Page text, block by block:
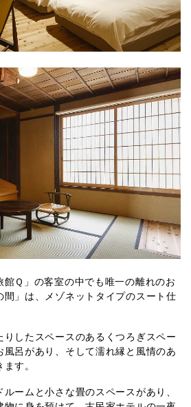
Ｑ」の客室の中でも唯一の離れのお
間」は、メゾネットタイプのスート仕
したスペースのあるくつろぎスペー
風呂があり、そして濡れ縁と風情のあ
す。
ームと小さな畳のスペースがあり、